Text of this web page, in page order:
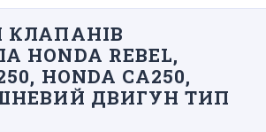
REBEL,
HONDA CA250,
ДВИГУН ТИП